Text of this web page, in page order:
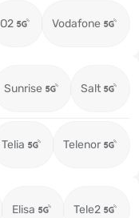
O2 Vodafone
Sunrise Salt
Telia Telenor
Elisa Tele2